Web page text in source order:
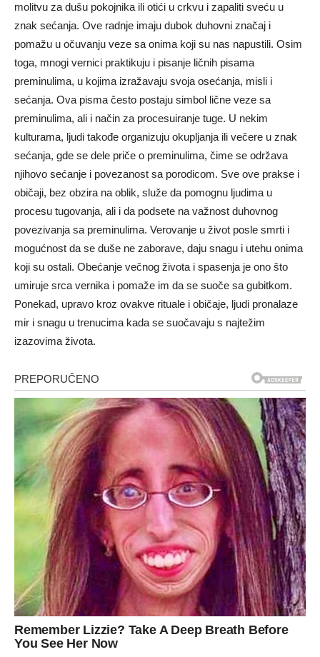
molitvu za dušu pokojnika ili otići u crkvu i zapaliti sveću u
znak sećanja. Ove radnje imaju dubok duhovni značaj i
pomažu u očuvanju veze sa onima koji su nas napustili. Osim
toga, mnogi vernici praktikuju i pisanje ličnih pisama
preminulima, u kojima izražavaju svoja osećanja, misli i
sećanja. Ova pisma često postaju simbol lične veze sa
preminulima, ali i način za procesuiranje tuge. U nekim
kulturama, ljudi takođe organizuju okupljanja ili večere u znak
sećanja, gde se dele priče o preminulima, čime se održava
njihovo sećanje i povezanost sa porodicom. Sve ove prakse i
običaji, bez obzira na oblik, služe da pomognu ljudima u
procesu tugovanja, ali i da podsete na važnost duhovnog
povezivanja sa preminulima. Verovanje u život posle smrti i
mogućnost da se duše ne zaborave, daju snagu i utehu onima
koji su ostali. Obećanje večnog života i spasenja je ono što
umiruje srca vernika i pomaže im da se suoče sa gubitkom.
Ponekad, upravo kroz ovakve rituale i običaje, ljudi pronalaze
mir i snagu u trenucima kada se suočavaju s najtežim
izazovima života.